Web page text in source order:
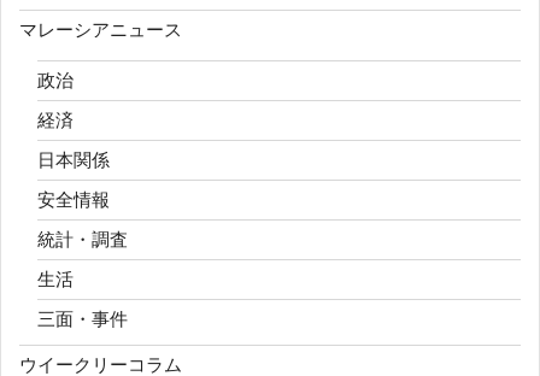
マレーシアニュース
政治
経済
日本関係
安全情報
統計・調査
生活
三面・事件
ウイークリーコラム